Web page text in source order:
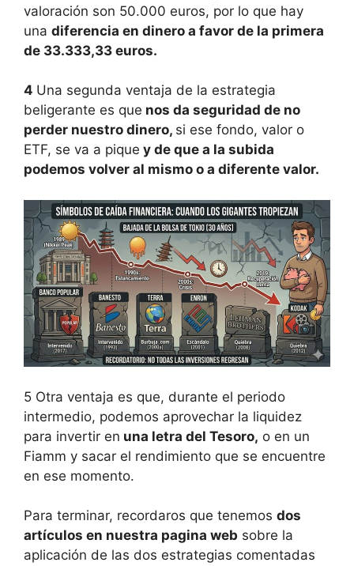
valoración son 50.000 euros, por lo que hay
una diferencia en dinero a favor de la primera
de 33.333,33 euros.
4 Una segunda ventaja de la estrategia
beligerante es que nos da seguridad de no
perder nuestro dinero, si ese fondo, valor o
ETF, se va a pique y de que a la subida
podemos volver al mismo o a diferente valor.
5 Otra ventaja es que, durante el periodo
intermedio, podemos aprovechar la liquidez
para invertir en una letra del Tesoro, o en un
Fiamm y sacar el rendimiento que se encuentre
en ese momento.
Para terminar, recordaros que tenemos dos
artículos en nuestra pagina web sobre la
aplicación de las dos estrategias comentadas